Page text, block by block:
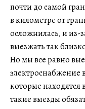
почти до самой
в километре от
осложнилась, и из-
выезжать так
Но мы все равно
электроснабжение
которые находятся
такие выезды